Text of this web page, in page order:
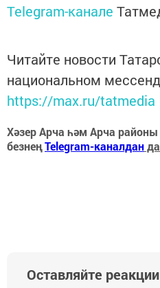
Telegram-канале
Читайте новости
национальном
https://max.ru/tatmedia
Хәзер Арча һәм Арча
безнеңTelegram-каналдан
Оставляйте реакции